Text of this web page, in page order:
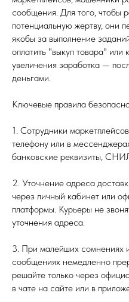
сообщения. Для того, чтобы
потенциальную жертву, они
якобы за выполнение
оплатить "выкуп товара" или
увеличения заработка —
деньгами.
Ключевые правила
1. Сотрудники
телефону или в
банковские реквизиты,
2. Уточнение адреса
через личный кабинет или
платформы. Курьеры не
уточнения адреса.
3. При малейших сомнениях
сообщениях немедленно
решайте только через
в чате на сайте или в